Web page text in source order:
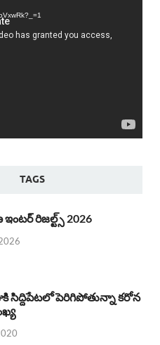
TAGS
రిజల్ట్స్ 2026
సిద్దిపేటలో పెరిగిపోతున్నా కరోన